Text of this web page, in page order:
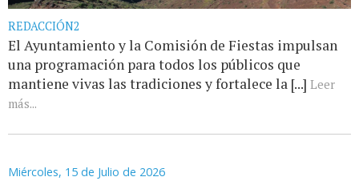
REDACCIÓN2
El Ayuntamiento y la Comisión de Fiestas impulsan
una programación para todos los públicos que
mantiene vivas las tradiciones y fortalece la [...] Leer
más...
Miércoles, 15 de Julio de 2026